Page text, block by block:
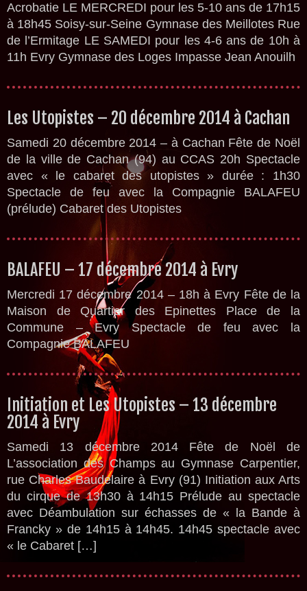
Acrobatie LE MERCREDI pour les 5-10 ans de 17h15
à 18h45 Soisy-sur-Seine Gymnase des Meillotes Rue
de l’Ermitage LE SAMEDI pour les 4-6 ans de 10h à
11h Evry Gymnase des Loges Impasse Jean Anouilh
Les Utopistes – 20 décembre 2014 à Cachan
Samedi 20 décembre 2014 – à Cachan Fête de Noël
de la ville de Cachan (94) au CCAS 20h Spectacle
avec « le cabaret des utopistes » durée : 1h30
Spectacle de feu avec la Compagnie BALAFEU
(prélude) Cabaret des Utopistes
BALAFEU – 17 décembre 2014 à Evry
Mercredi 17 décembre 2014 – 18h à Evry Fête de la
Maison de Quartier des Epinettes Place de la
Commune – Evry Spectacle de feu avec la
Compagnie BALAFEU
Initiation et Les Utopistes – 13 décembre
2014 à Evry
Samedi 13 décembre 2014 Fête de Noël de
L’association des Champs au Gymnase Carpentier,
rue Charles Baudelaire à Evry (91) Initiation aux Arts
du cirque de 13h30 à 14h15 Prélude au spectacle
avec Déambulation sur échasses de « la Bande à
Francky » de 14h15 à 14h45. 14h45 spectacle avec
« le Cabaret […]